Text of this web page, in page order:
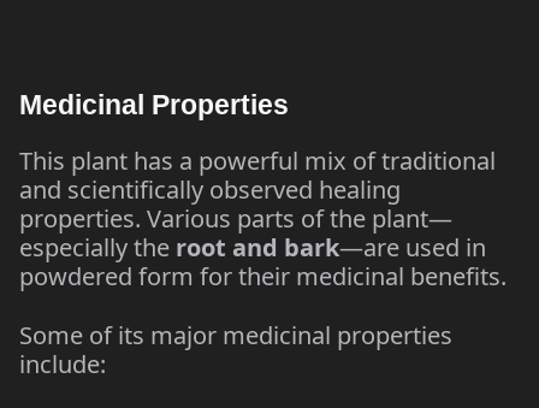
Medicinal Properties
This plant has a powerful mix of traditional
and scientifically observed healing
properties. Various parts of the plant—
especially the root and bark—are used in
powdered form for their medicinal benefits.
Some of its major medicinal properties
include: